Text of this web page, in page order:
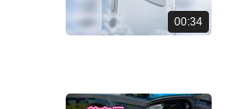
00:34